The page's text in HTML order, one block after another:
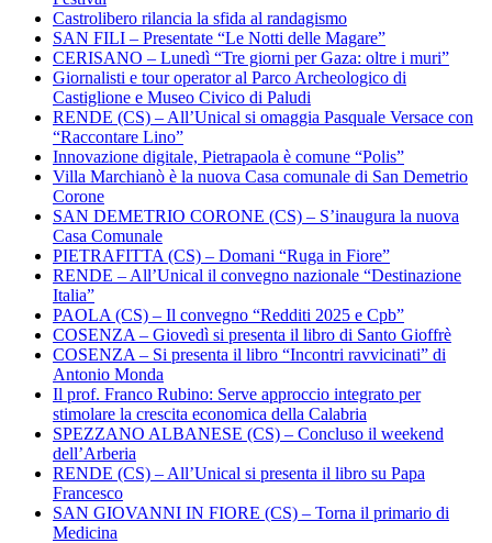
Castrolibero rilancia la sfida al randagismo
SAN FILI – Presentate “Le Notti delle Magare”
CERISANO – Lunedì “Tre giorni per Gaza: oltre i muri”
Giornalisti e tour operator al Parco Archeologico di
Castiglione e Museo Civico di Paludi
RENDE (CS) – All’Unical si omaggia Pasquale Versace con
“Raccontare Lino”
Innovazione digitale, Pietrapaola è comune “Polis”
Villa Marchianò è la nuova Casa comunale di San Demetrio
Corone
SAN DEMETRIO CORONE (CS) – S’inaugura la nuova
Casa Comunale
PIETRAFITTA (CS) – Domani “Ruga in Fiore”
RENDE – All’Unical il convegno nazionale “Destinazione
Italia”
PAOLA (CS) – Il convegno “Redditi 2025 e Cpb”
COSENZA – Giovedì si presenta il libro di Santo Gioffrè
COSENZA – Si presenta il libro “Incontri ravvicinati” di
Antonio Monda
Il prof. Franco Rubino: Serve approccio integrato per
stimolare la crescita economica della Calabria
SPEZZANO ALBANESE (CS) – Concluso il weekend
dell’Arberia
RENDE (CS) – All’Unical si presenta il libro su Papa
Francesco
SAN GIOVANNI IN FIORE (CS) – Torna il primario di
Medicina